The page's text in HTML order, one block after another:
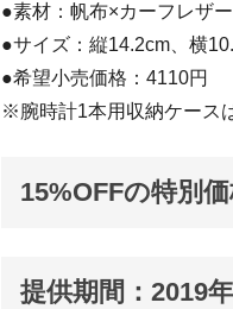
●素材：帆布×カーフレザー
●サイズ：縦14.2cm、横
●希望小売価格：4110円
※腕時計1本用収納ケース
15%OFFの特別
提供期間：2019